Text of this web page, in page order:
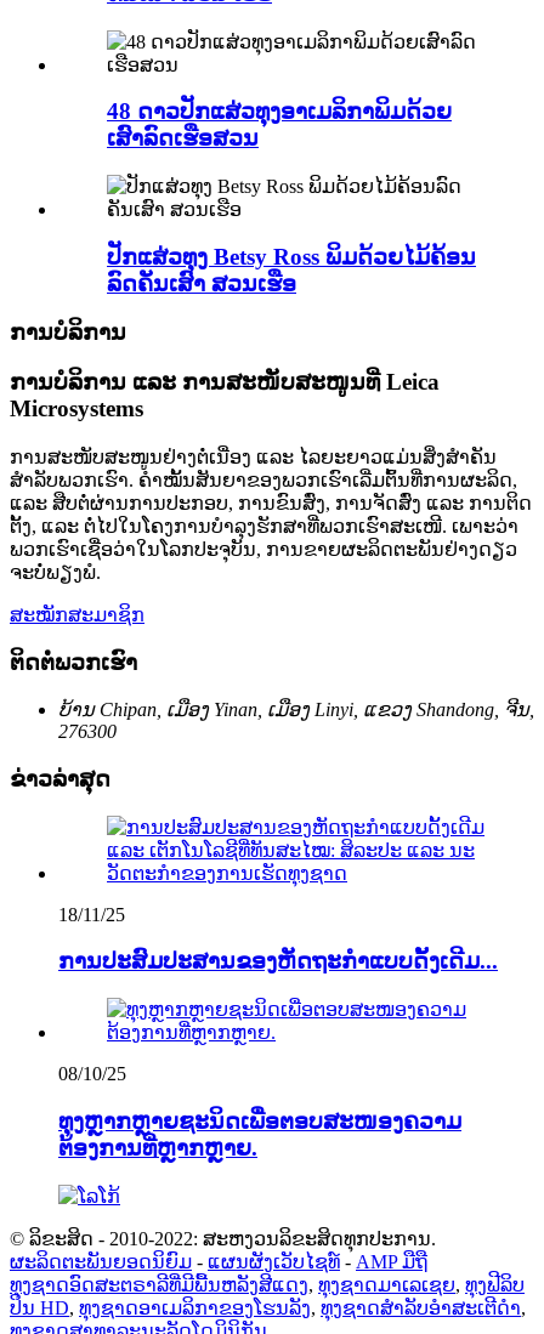
48 ດາວປັກແສ່ວທຸງອາເມລິກາພິມດ້ວຍ
ເສົາລົດເຮືອສວນ
ປັກແສ່ວທຸງ Betsy Ross ພິມດ້ວຍໄມ້ຄ້ອນ
ລົດຄັນເສົາ ສວນເຮືອ
ການບໍລິການ
ການບໍລິການ ແລະ ການສະໜັບສະໜູນທີ່ Leica
Microsystems
ການສະໜັບສະໜູນຢ່າງຕໍ່ເນື່ອງ ແລະ ໄລຍະຍາວແມ່ນສິ່ງສຳຄັນ
ສຳລັບພວກເຮົາ. ຄຳໝັ້ນສັນຍາຂອງພວກເຮົາເລີ່ມຕົ້ນທີ່ການຜະລິດ,
ແລະ ສືບຕໍ່ຜ່ານການປະກອບ, ການຂົນສົ່ງ, ການຈັດສົ່ງ ແລະ ການຕິດ
ຕັ້ງ, ແລະ ຕໍ່ໄປໃນໂຄງການບຳລຸງຮັກສາທີ່ພວກເຮົາສະເໜີ. ເພາະວ່າ
ພວກເຮົາເຊື່ອວ່າໃນໂລກປະຈຸບັນ, ການຂາຍຜະລິດຕະພັນຢ່າງດຽວ
ຈະບໍ່ພຽງພໍ.
ສະໝັກສະມາຊິກ
ຕິດຕໍ່ພວກເຮົາ
ບ້ານ Chipan, ເມືອງ Yinan, ເມືອງ Linyi, ແຂວງ Shandong, ຈີນ,
276300
ຂ່າວລ່າສຸດ
18/11/25
ການປະສົມປະສານຂອງຫັດຖະກຳແບບດັ້ງເດີມ...
08/10/25
ທຸງຫຼາກຫຼາຍຊະນິດເພື່ອຕອບສະໜອງຄວາມ
ຕ້ອງການທີ່ຫຼາກຫຼາຍ.
© ລິຂະສິດ - 2010-2022: ສະຫງວນລິຂະສິດທຸກປະການ.
ຜະລິດຕະພັນຍອດນິຍົມ - ແຜນຜັງເວັບໄຊທ໌ - AMP ມືຖື
ທຸງຊາດອົດສະຕຣາລີທີ່ມີພື້ນຫລັງສີແດງ, ທຸງຊາດມາເລເຊຍ, ທຸງຟີລິບ
ປິນ HD, ທຸງຊາດອາເມລິກາຂອງໂຮນລັງ, ທຸງຊາດສຳລັບອຳສະເຕີດຳ,